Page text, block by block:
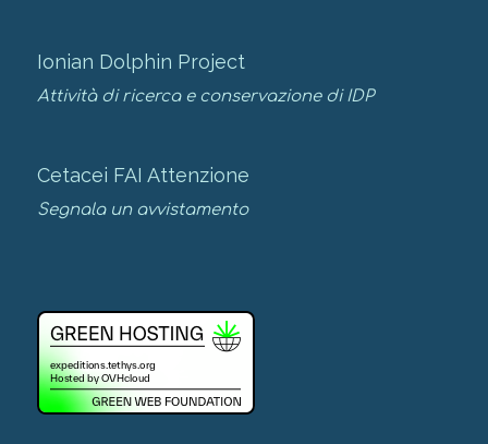
Ionian Dolphin Project
Attività di ricerca e conservazione di IDP
Cetacei FAI Attenzione
Segnala un avvistamento